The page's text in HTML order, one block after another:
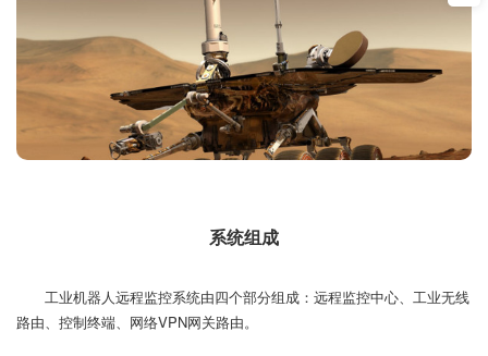
系统组成
工业机器人远程监控系统由四个部分组成：远程监控中心、工业无线
路由、控制终端、网络VPN网关路由。